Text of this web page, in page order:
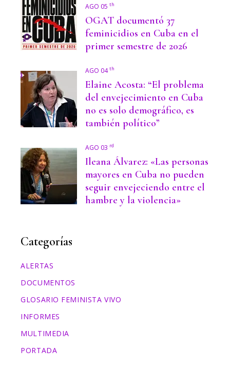
AGO 05 th
OGAT documentó 37
feminicidios en Cuba en el
primer semestre de 2026
AGO 04 th
Elaine Acosta: “El problema
del envejecimiento en Cuba
no es solo demográfico, es
también político”
AGO 03 rd
Ileana Álvarez: «Las personas
mayores en Cuba no pueden
seguir envejeciendo entre el
hambre y la violencia»
Categorías
ALERTAS
DOCUMENTOS
GLOSARIO FEMINISTA VIVO
INFORMES
MULTIMEDIA
PORTADA